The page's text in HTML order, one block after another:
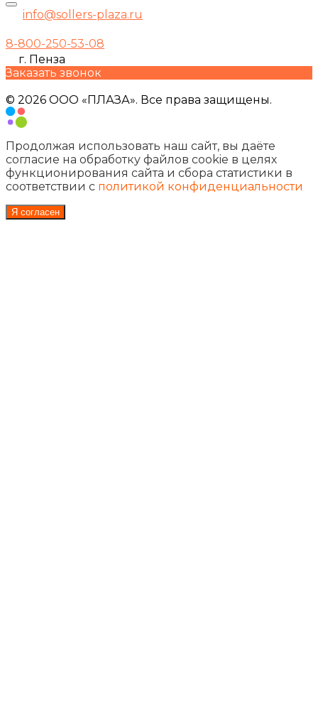
info@sollers-plaza.ru
8-800-250-53-08
г. Пенза
Заказать звонок
© 2026 ООО «ПЛАЗА». Все права защищены.
Продолжая использовать наш сайт, вы даёте
согласие на обработку файлов cookie в целях
функционирования сайта и сбора статистики в
соответствии с политикой конфиденциальности
Я согласен